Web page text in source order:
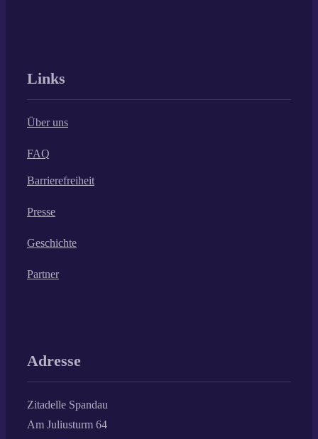
Links
Über uns
FAQ
Barrierefreiheit
Presse
Geschichte
Partner
Adresse
Zitadelle Spandau
Am Juliusturm 64